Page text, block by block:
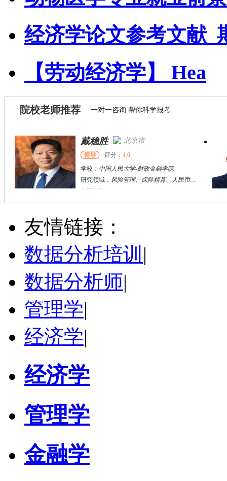
经济学论文参考文献_
【劳动经济学】 Hea
院校老师推荐 一对一咨询 帮你科学报考
戴稳胜 北京市
博导 评分： 1.0
学校： 中国人民大学-财政金融学院
研究领域： 风险管理、保险精算、人民币国际化
立即咨询
陈传红 武汉市
硕导
学校：中南民族大学
立即咨询
友情链接：
数据分析培训 |
数据分析师|
管理学|
经济学|
经济学
管理学
金融学